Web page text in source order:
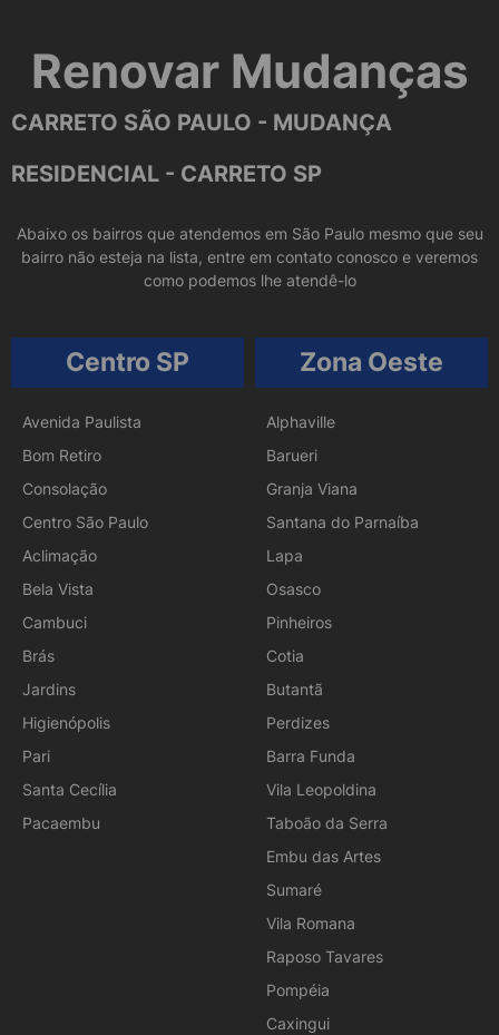
Renovar Mudanças
CARRETO SÃO PAULO - MUDANÇA
RESIDENCIAL - CARRETO SP
Abaixo os bairros que atendemos em São Paulo mesmo que seu
bairro não esteja na lista, entre em contato conosco e veremos
como podemos lhe atendê-lo
Centro SP
Avenida Paulista
Bom Retiro
Consolação
Centro São Paulo
Aclimação
Bela Vista
Cambuci
Brás
Jardins
Higienópolis
Pari
Santa Cecília
Pacaembu
Zona Oeste
Alphaville
Barueri
Granja Viana
Santana do Parnaíba
Lapa
Osasco
Pinheiros
Cotia
Butantã
Perdizes
Barra Funda
Vila Leopoldina
Taboão da Serra
Embu das Artes
Sumaré
Vila Romana
Raposo Tavares
Pompéia
Caxingui